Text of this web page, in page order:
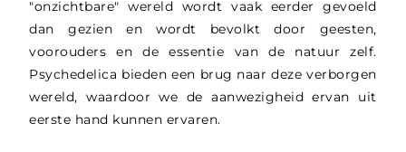
"onzichtbare" wereld wordt vaak eerder gevoeld
dan gezien en wordt bevolkt door geesten,
voorouders en de essentie van de natuur zelf.
Psychedelica bieden een brug naar deze verborgen
wereld, waardoor we de aanwezigheid ervan uit
eerste hand kunnen ervaren.